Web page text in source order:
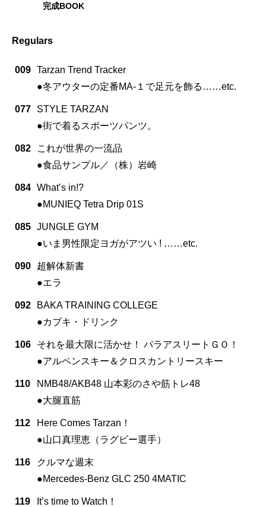
完成BOOK
Regulars
009 Tarzan Trend Tracker
●冬アウターの定番MA-１で足元を飾る……etc.
077
STYLE TARZAN
●街で着るスポーツパンツ。
082
これが世界の一流品
●食品サンプル／（株）岩崎
084 What’s in!?
●MUNIEQ Tetra Drip 01S
085 JUNGLE GYM
●いま男性限定ヨガがアツい ! ……etc.
090
超解体新書
●エラ
092
BAKA TRAINING COLLEGE
●カブキ・ドリンク
106
それを最大限に活かせ！ パラアスリートＧＯ！
●アルペンスキー＆クロスカントリースキー
110
NMB48/AKB48 山本彩のさや筋トレ48
●大腿直筋
112
Here Comes Tarzan！
●山口真理恵（ラグビー選手）
116
クルマな週末
●Mercedes-Benz GLC 250 4MATIC
119 It’s time to Watch！